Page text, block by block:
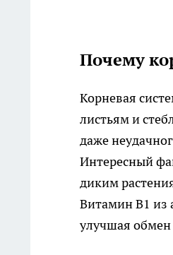
Почему
Корневая
листьям и
даже
Интересный
диким
Витамин B1 из
улучшая обмен